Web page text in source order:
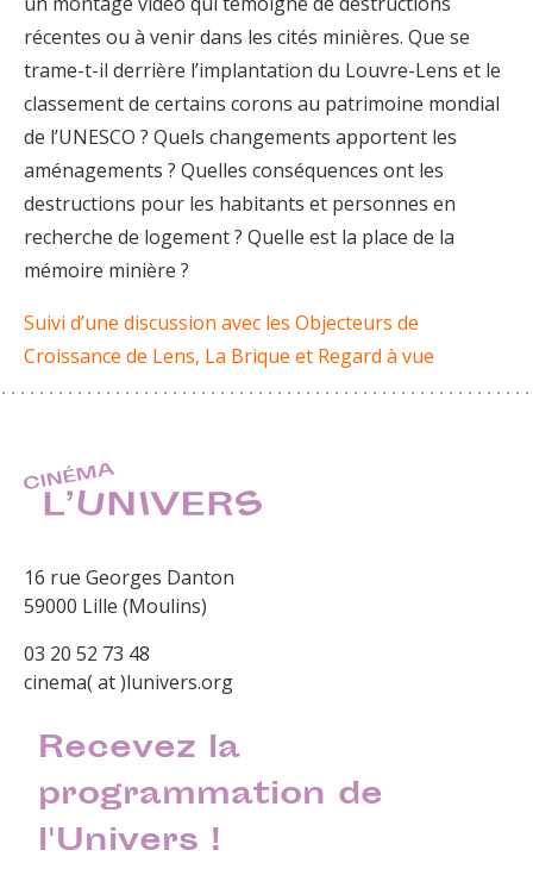
récentes ou à venir dans les cités minières. Que se
trame-t-il derrière l’implantation du Louvre-Lens et le
classement de certains corons au patrimoine mondial
de l’UNESCO ? Quels changements apportent les
aménagements ? Quelles conséquences ont les
destructions pour les habitants et personnes en
recherche de logement ? Quelle est la place de la
mémoire minière ?
Suivi d’une discussion avec les Objecteurs de
Croissance de Lens, La Brique et Regard à vue
16 rue Georges Danton
59000 Lille (Moulins)
03 20 52 73 48
cinema( at )lunivers.org
Recevez la
programmation de
l'Univers !